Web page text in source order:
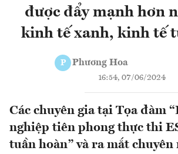
được đẩy mạnh hơn
kinh tế xanh, kinh tế
P Phương Hoa
16:54, 07/06/2024
Các chuyên gia tại Tọa đàm
nghiệp tiên phong thực thi
tuần hoàn” và ra mắt